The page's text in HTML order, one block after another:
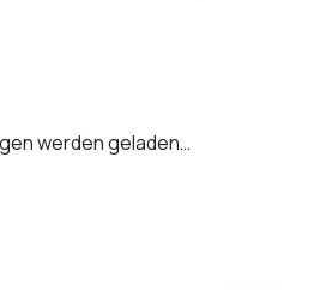
werden geladen…